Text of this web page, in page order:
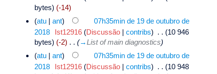
bytes) (-14)
(atu |ant)
07h35min de 19 de outubro de
2018
Ist12916 (Discussão |contribs) . . (10 946
bytes) (-2) . . (→List of main diagnostics)
(atu |ant)
07h35min de 19 de outubro de
2018
Ist12916 (Discussão |contribs) . . (10 948